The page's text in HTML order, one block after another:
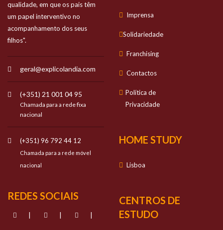
qualidade, em que os pais têm
um papel interventivo no
acompanhamento dos seus
filhos".
geral@explicolandia.com
(+351) 21 001 04 95
Chamada para a rede fixa
nacional
(+351) 96 792 44 12
Chamada para a rede móvel
nacional
REDES SOCIAIS
| | |
Imprensa
Solidariedade
Franchising
Contactos
Política de
Privacidade
HOME STUDY
Lisboa
CENTROS DE
ESTUDO